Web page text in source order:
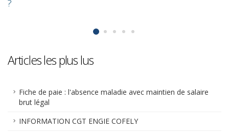
Articles les plus lus
Fiche de paie : l'absence maladie avec maintien de salaire
brut légal
INFORMATION CGT ENGIE COFELY